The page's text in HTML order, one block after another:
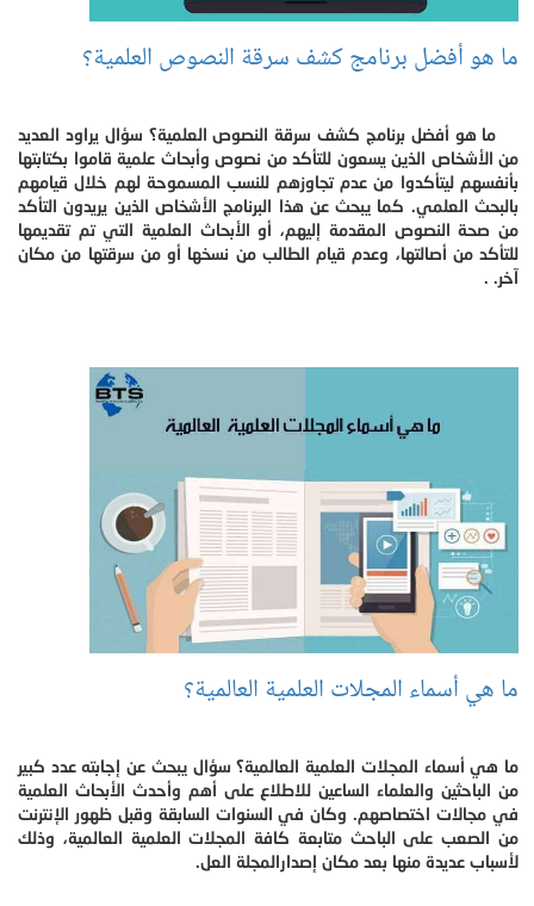
ما هو أفضل برنامج كشف سرقة النصوص العلمية؟
ما هو أفضل برنامج كشف سرقة النصوص العلمية؟ سؤال يراود العديد
من الأشخاص الذين يسعون للتأكد من نصوص وأبحاث علمية قاموا بكتابتها
بأنفسهم ليتأكدوا من عدم تجاوزهم للنسب المسموحة لهم خلال قيامهم
بالبحث العلمي. كما يبحث عن هذا البرنامج الأشخاص الذين يريدون التأكد
من صحة النصوص المقدمة إليهم، أو الأبحاث العلمية التي تم تقديمها
للتأكد من أصالتها، وعدم قيام الطالب من نسخها أو من سرقتها من مكان
آخر. .
ما هي أسماء المجلات العلمية العالمية؟
ما هي أسماء المجلات العلمية العالمية؟ سؤال يبحث عن إجابته عدد كبير
من الباحثين والعلماء الساعين للاطلاع على أهم وأحدث الأبحاث العلمية
في مجالات اختصاصهم. وكان في السنوات السابقة وقبل ظهور الإنترنت
من الصعب على الباحث متابعة كافة المجلات العلمية العالمية، وذلك
لأسباب عديدة منها بعد مكان إصدارالمجلة العل.